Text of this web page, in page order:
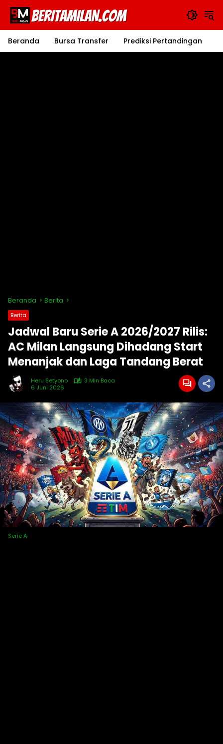
Langsung
konten
Beranda
Bursa Transfer Prediksi Pertandingan
Beranda Berita
Berita
Jadwal Baru Serie A 2026/2027 Rilis:
AC Milan Langsung Dihadang Start
Menanjak dan Laga Tandang Berat
Heru Setyono
3 Min Baca
6 Juni 2026
Serie A